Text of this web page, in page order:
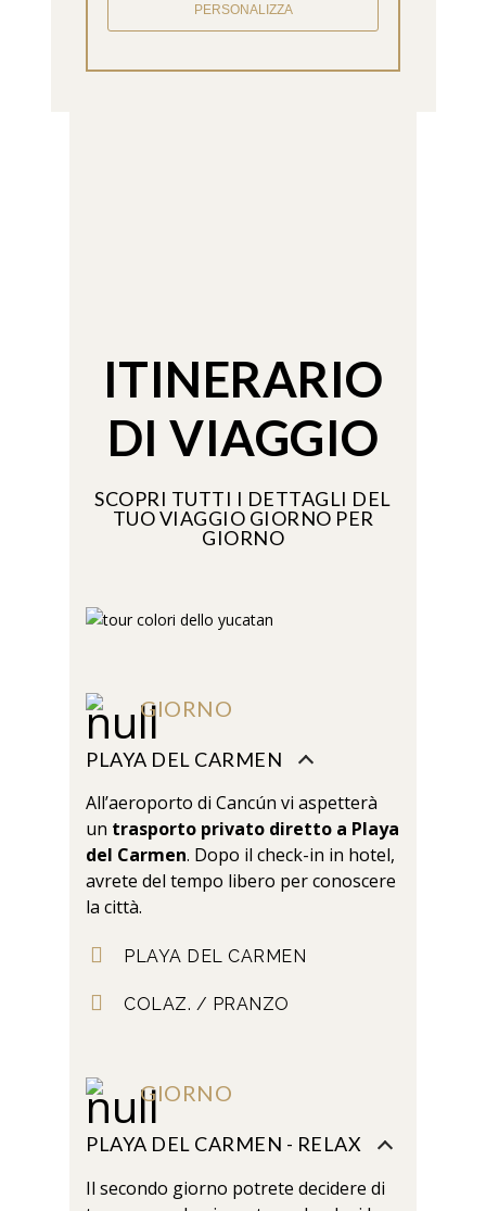
PERSONALIZZA
ITINERARIO
DI VIAGGIO
SCOPRI TUTTI I DETTAGLI DEL
TUO VIAGGIO GIORNO PER
GIORNO
GIORNO
PLAYA DEL CARMEN
All’aeroporto di Cancún vi aspetterà
un trasporto privato diretto a Playa
del Carmen. Dopo il check-in in hotel,
avrete del tempo libero per conoscere
la città.
PLAYA DEL CARMEN
COLAZ. / PRANZO
GIORNO
PLAYA DEL CARMEN - RELAX
Il secondo giorno potrete decidere di